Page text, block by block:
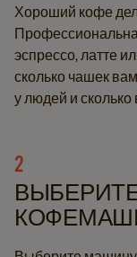
Хороший кофе
эспрессо, латте
сколько чашек
у людей и
2